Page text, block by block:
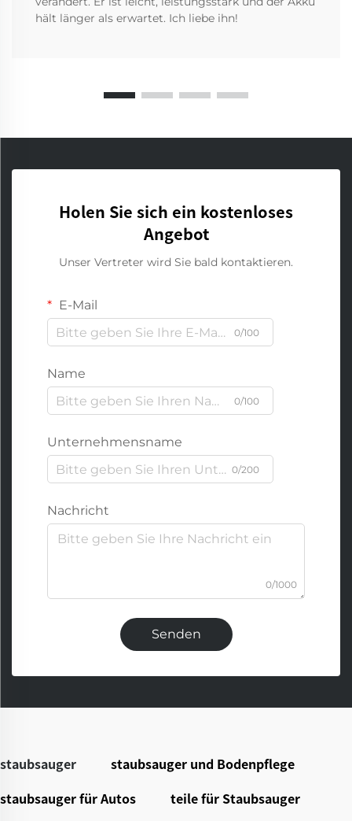
hält länger als erwartet. Ich liebe ihn!
Holen Sie sich ein kostenloses
Angebot
Unser Vertreter wird Sie bald kontaktieren.
E-Mail
0/100
Name
0/100
Unternehmensname
0/200
Nachricht
0/1000
Senden
staubsauger
staubsauger und Bodenpflege
staubsauger für Autos
teile für Staubsauger